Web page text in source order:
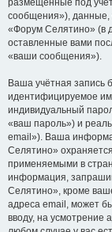
размещённые под
сообщения»), данные,
«Форум Селятино» (в
оставленные вами
«ваши сообщения»).
Ваша учётная запись
идентифицируемое
индивидуальный
«ваш пароль») и
email»). Ваша
Селятино»
применяемыми в
информация,
Селятино», кроме
адреса email, может
вводу, на